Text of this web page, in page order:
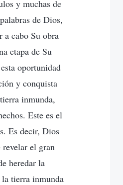
y muchas de
de Dios,
cabo Su obra
etapa de Su
oportunidad
y conquista
inmunda,
Este es el
Es decir, Dios
revelar el gran
heredar la
tierra inmunda